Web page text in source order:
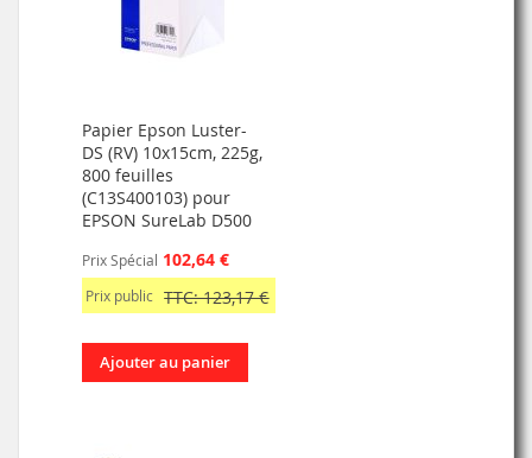
Papier Epson Luster-
DS (RV) 10x15cm, 225g,
800 feuilles
(C13S400103) pour
EPSON SureLab D500
Prix Spécial 102,64 €
Prix public TTC: 123,17 €
Ajouter au panier